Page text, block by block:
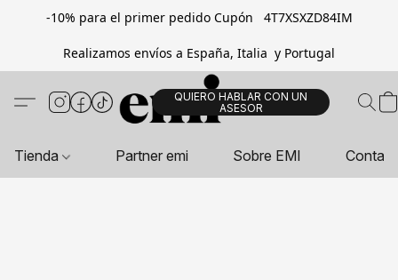
-10% para el primer pedido Cupón 4T7XSXZD84IM
Realizamos envíos a España, Italia y Portugal
QUIERO HABLAR CON UN
ASESOR
Tienda Partner emi Sobre EMI